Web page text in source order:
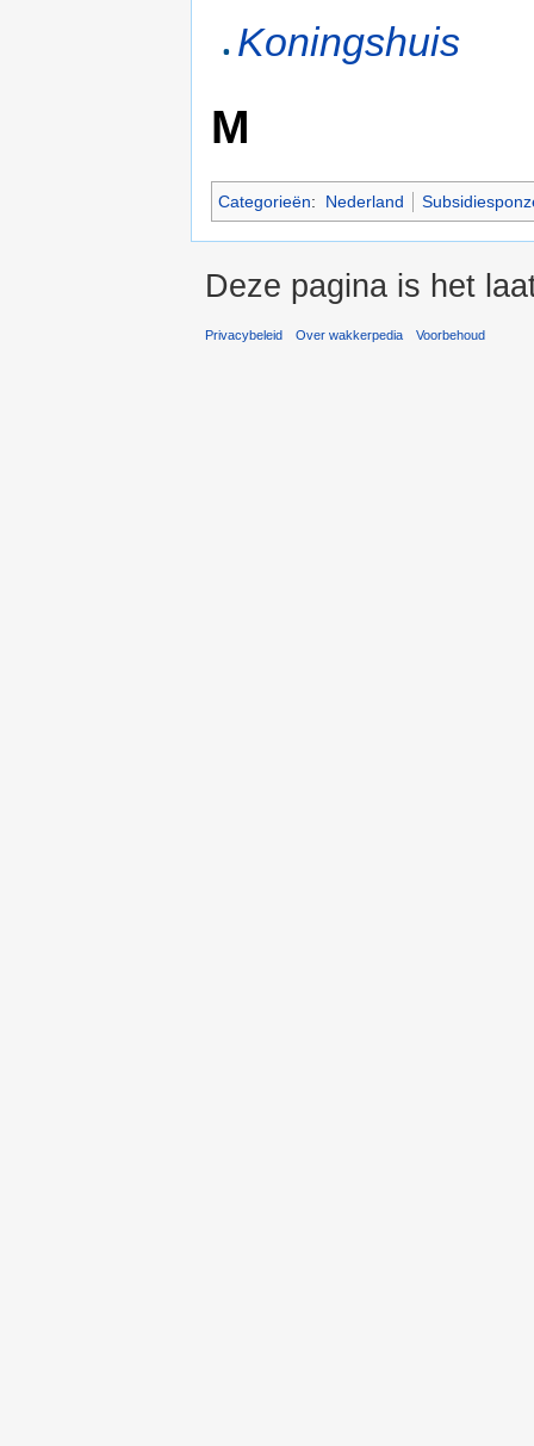
Koningshuis
M
Categorieën: Nederland
Deze pagina is het
Privacybeleid Over wakkerpedia Voorbehoud